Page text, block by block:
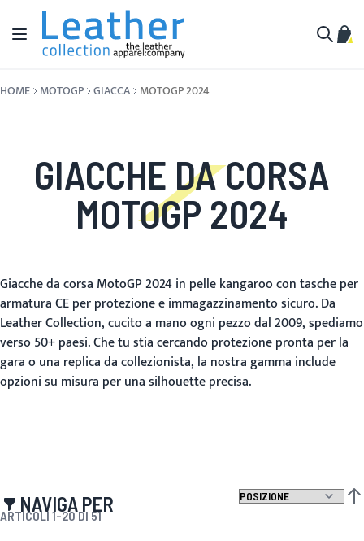
Salta al contenuto
Toggle Nav
HOME MOTOGP GIACCA MOTOGP 2024
GIACCHE DA CORSA
MOTOGP 2024
Giacche da corsa MotoGP 2024 in pelle kangaroo con tasche per
armatura CE per protezione e immagazzinamento sicuro. Da
Leather Collection, cucito a mano ogni pezzo dal 2009, spediamo
verso 50+ paesi. Che tu stia cercando protezione pronta per la
gara o una replica da collezionista, la nostra gamma include
opzioni su misura per una silhouette precisa.
NAVIGA PER
ARTICOLI 1-20DI 51